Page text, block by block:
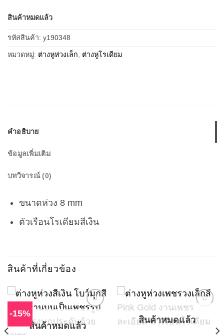
สินค้าหมดแล้ว
รหัสสินค้า: y190348
หมวดหมู่: ต่างหูห่วงเล็ก, ต่างหูโรเดียม
คำอธิบาย
ข้อมูลเพิ่มเติม
บทวิจารณ์ (0)
ขนาดห่วง 8 mm
ตัวเรือนโรเดียมสีเงิน
สินค้าที่เกี่ยวข้อง
-15%
สินค้าหมดแล้ว
สินค้าหมดแล้ว